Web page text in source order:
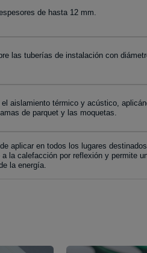
de hasta 12 mm.
las tuberías de instalación con
aislamiento térmico y acústico,
de parquet y las moquetas.
aplicar en todos los lugares destinados
a la calefacción por reflexión y permite
la energía.